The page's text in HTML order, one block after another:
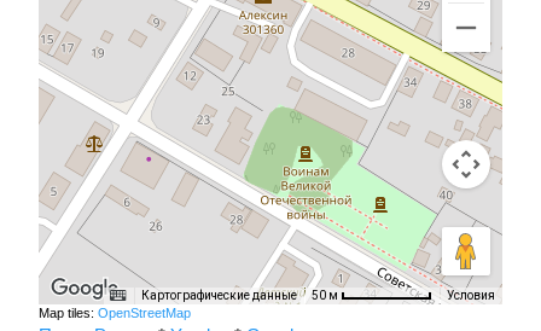
Картографические данные 50 м Условия
Map tiles: OpenStreetMap